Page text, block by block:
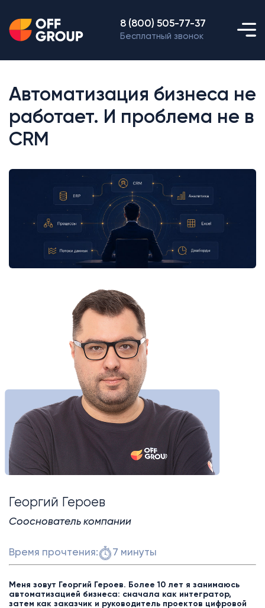
8 (800) 505-77-37
Бесплатный звонок
Автоматизация бизнеса не
работает. И проблема не в
CRM
Георгий Героев
Сооснователь компании
Время прочтения: 7 минуты
Меня зовут Георгий Героев. Более 10 лет я занимаюсь
автоматизацией бизнеса: сначала как интегратор,
затем как заказчик и руководитель проектов цифровой